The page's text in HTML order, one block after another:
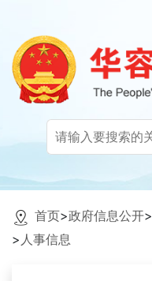
首页>政府信息公开>
> 人事信息